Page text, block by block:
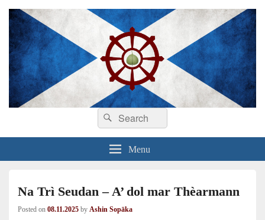
Search
for:
Search
Menu
Na Trì Seudan – A’ dol mar Thèarmann
Posted on 08.11.2025 by Ashin Sopāka